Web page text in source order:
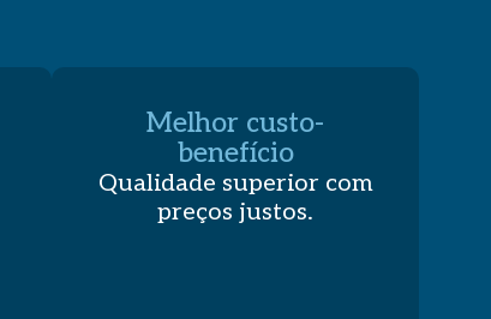
Melhor custo-
benefício
Qualidade superior com
preços justos.